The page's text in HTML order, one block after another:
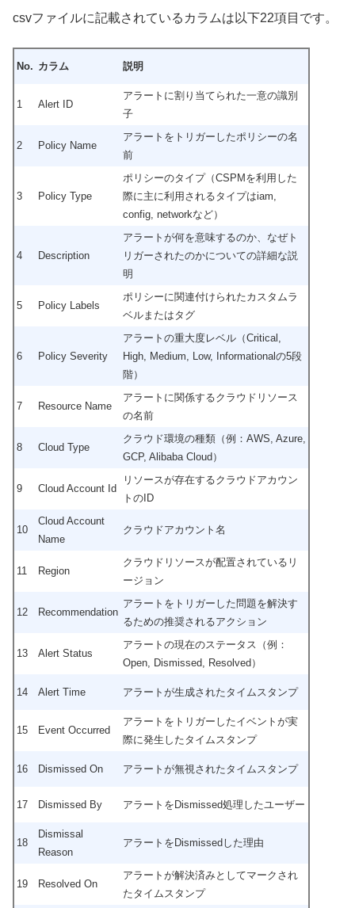
csvファイルに記載されているカラムは以下22項目です。
No. カラム 説明
1 Alert ID
アラートに割り当てられた一意の識別
子
2 Policy Name
アラートをトリガーしたポリシーの名
前
3 Policy Type
ポリシーのタイプ（CSPMを利用した
際に主に利用されるタイプはiam,
config, networkなど）
4 Description
アラートが何を意味するのか、なぜト
リガーされたのかについての詳細な説
明
5 Policy Labels
ポリシーに関連付けられたカスタムラ
ベルまたはタグ
6 Policy Severity
アラートの重大度レベル（Critical,
High, Medium, Low, Informationalの5段
階）
7 Resource Name
アラートに関係するクラウドリソース
の名前
8 Cloud Type
クラウド環境の種類（例：AWS, Azure,
GCP, Alibaba Cloud）
9 Cloud Account Id
リソースが存在するクラウドアカウン
トのID
10
Cloud Account
Name
クラウドアカウント名
11 Region
クラウドリソースが配置されているリ
ージョン
12 Recommendation
アラートをトリガーした問題を解決す
るための推奨されるアクション
13 Alert Status
アラートの現在のステータス（例：
Open, Dismissed, Resolved）
14 Alert Time アラートが生成されたタイムスタンプ
15 Event Occurred
アラートをトリガーしたイベントが実
際に発生したタイムスタンプ
16 Dismissed On アラートが無視されたタイムスタンプ
17 Dismissed By アラートをDismissed処理したユーザー
18
Dismissal
Reason
アラートをDismissedした理由
19 Resolved On
アラートが解決済みとしてマークされ
たタイムスタンプ